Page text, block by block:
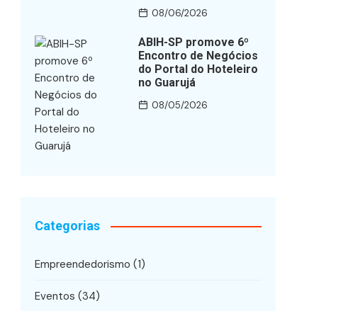
08/06/2026
ABIH-SP promove 6º
Encontro de Negócios
do Portal do Hoteleiro
no Guarujá
08/05/2026
Categorias
Empreendedorismo (1)
Eventos (34)